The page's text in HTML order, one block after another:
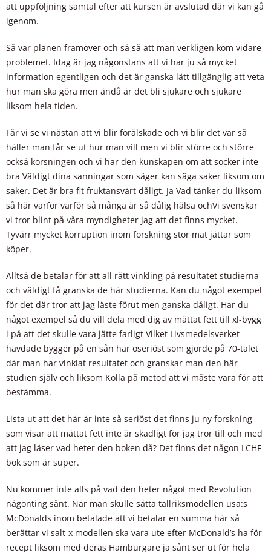
att uppföljning samtal efter att kursen är avslutad där vi kan gå
igenom.
Så var planen framöver och så så att man verkligen kom vidare
problemet. Idag är jag någonstans att vi har ju så mycket
information egentligen och det är ganska lätt tillgänglig att veta
hur man ska göra men ändå är det bli sjukare och sjukare
liksom hela tiden.
Får vi se vi nästan att vi blir förälskade och vi blir det var så
häller man får se ut hur man vill men vi blir större och större
också korsningen och vi har den kunskapen om att socker inte
bra Väldigt dina sanningar som säger kan säga saker liksom om
saker. Det är bra fit fruktansvärt dåligt. Ja Vad tänker du liksom
så här varför varför så många är så dålig hälsa ochVi svenskar
vi tror blint på våra myndigheter jag att det finns mycket.
Tyvärr mycket korruption inom forskning stor mat jättar som
köper.
Alltså de betalar för att all rätt vinkling på resultatet studierna
och väldigt få granska de här studierna. Kan du något exempel
för det där tror att jag läste förut men ganska dåligt. Har du
något exempel så du vill dela med dig av mättat fett till xl-bygg
i på att det skulle vara jätte farligt Vilket Livsmedelsverket
hävdade bygger på en sån här oseriöst som gjorde på 70-talet
där man har vinklat resultatet och granskar man den här
studien själv och liksom Kolla på metod att vi måste vara för att
bestämma.
Lista ut att det här är inte så seriöst det finns ju ny forskning
som visar att mättat fett inte är skadligt för jag tror till och med
att jag läser vad heter den boken då? Det finns det någon LCHF
bok som är super.
Nu kommer inte alls på vad den heter något med Revolution
någonting sånt. När man skulle sätta tallriksmodellen usa:s
McDonalds inom betalade att vi betalar en summa här så
berättar vi salt-x modellen ska vara ute efter McDonald’s ha för
recept liksom med deras Hamburgare ja sånt ser ut för hela